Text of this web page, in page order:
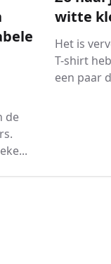
de
witte
Het is
T-shirt
een paar